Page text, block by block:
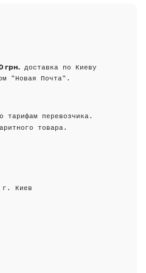
грн. доставка по Киеву
"Новая Почта".
тарифам перевозчика.
товара.
г. Киев